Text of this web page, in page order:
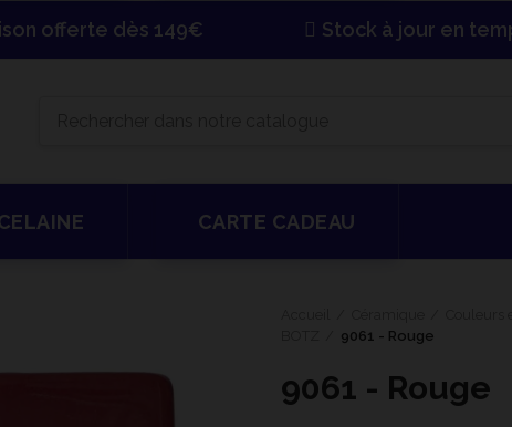
offerte dès 149€ Stock à jour en
CARTE CADEAU
9061 - Rouge
9061 - Rouge